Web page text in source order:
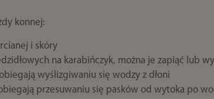
konnej:
i skóry
na karabińczyk, można je zapiąć lub
wyślizgiwaniu się wodzy z dłoni
przesuwaniu się pasków od wytoka po